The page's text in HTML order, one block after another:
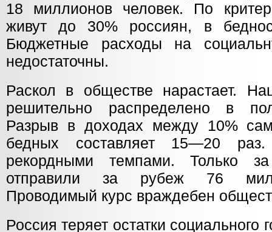
18 миллионов человек. По
живут до 30% россиян, в
Бюджетные расходы на
недостаточны.
Раскол в обществе нарастает.
решительно распределено в
Разрыв в доходах между 10%
бедных составляет 15—20 раз.
рекордными темпами. Только
отправили за рубеж 76
Проводимый курс враждебен
Россия теряет остатки социального